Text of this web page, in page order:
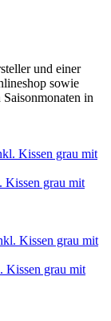
und einer
sowie
in
Kissen grau mit
Kissen grau mit